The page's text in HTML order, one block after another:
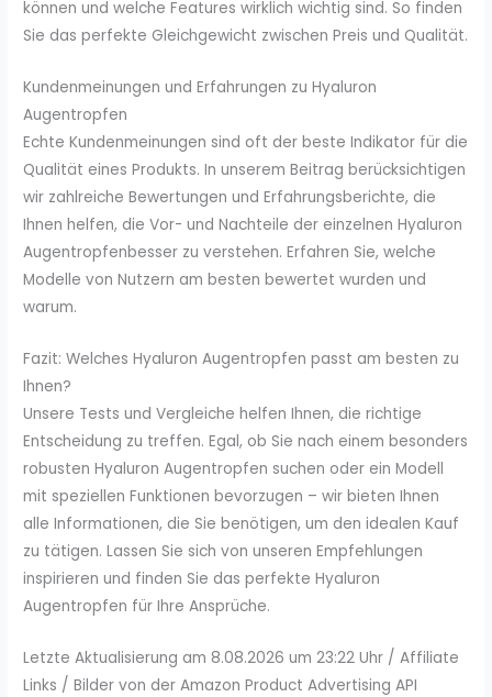
können und welche Features wirklich wichtig sind. So finden
Sie das perfekte Gleichgewicht zwischen Preis und Qualität.
Kundenmeinungen und Erfahrungen zu Hyaluron
Augentropfen
Echte Kundenmeinungen sind oft der beste Indikator für die
Qualität eines Produkts. In unserem Beitrag berücksichtigen
wir zahlreiche Bewertungen und Erfahrungsberichte, die
Ihnen helfen, die Vor- und Nachteile der einzelnen Hyaluron
Augentropfenbesser zu verstehen. Erfahren Sie, welche
Modelle von Nutzern am besten bewertet wurden und
warum.
Fazit: Welches Hyaluron Augentropfen passt am besten zu
Ihnen?
Unsere Tests und Vergleiche helfen Ihnen, die richtige
Entscheidung zu treffen. Egal, ob Sie nach einem besonders
robusten Hyaluron Augentropfen suchen oder ein Modell
mit speziellen Funktionen bevorzugen – wir bieten Ihnen
alle Informationen, die Sie benötigen, um den idealen Kauf
zu tätigen. Lassen Sie sich von unseren Empfehlungen
inspirieren und finden Sie das perfekte Hyaluron
Augentropfen für Ihre Ansprüche.
Letzte Aktualisierung am 8.08.2026 um 23:22 Uhr / Affiliate
Links / Bilder von der Amazon Product Advertising API